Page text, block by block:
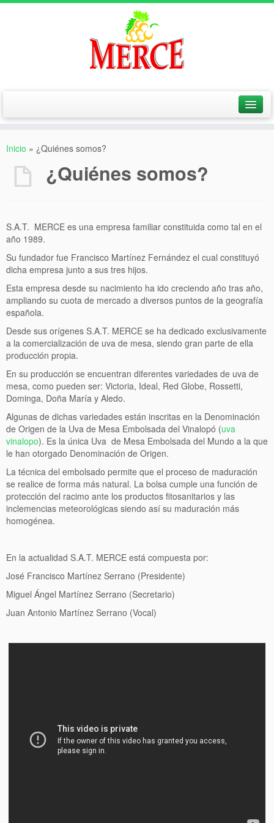
¿Dónde estamos?
Galería de imagenes
Galería de videos
12 uvas de la suerte
Calendario
Contacto
Inicio » ¿Quiénes somos?
¿Quiénes somos?
S.A.T. MERCE es una empresa familiar constituida como tal en el
año 1989.
Su fundador fue Francisco Martínez Fernández el cual constituyó
dicha empresa junto a sus tres hijos.
Esta empresa desde su nacimiento ha ido creciendo año tras año,
ampliando su cuota de mercado a diversos puntos de la geografía
española.
Desde sus orígenes S.A.T. MERCE se ha dedicado exclusivamente
a la comercialización de uva de mesa, siendo gran parte de ella
producción propia.
En su producción se encuentran diferentes variedades de uva de
mesa, como pueden ser: Victoria, Ideal, Red Globe, Rossetti,
Dominga, Doña María y Aledo.
Algunas de dichas variedades están inscritas en la Denominación
de Origen de la Uva de Mesa Embolsada del Vinalopó (uva
vinalopo). Es la única Uva de Mesa Embolsada del Mundo a la que
le han otorgado Denominación de Origen.
La técnica del embolsado permite que el proceso de maduración
se realice de forma más natural. La bolsa cumple una función de
protección del racimo ante los productos fitosanitarios y las
inclemencias meteorológicas siendo así su maduración más
homogénea.
En la actualidad S.A.T. MERCE está compuesta por:
José Francisco Martínez Serrano (Presidente)
Miguel Ángel Martínez Serrano (Secretario)
Juan Antonio Martínez Serrano (Vocal)